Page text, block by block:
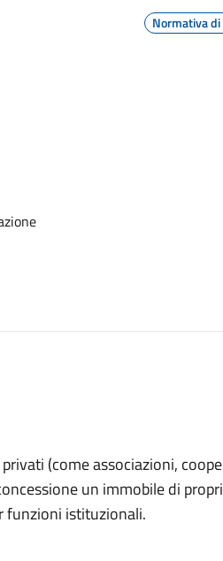
Normativa
(come associazioni,
un immobile di
funzioni istituzionali.